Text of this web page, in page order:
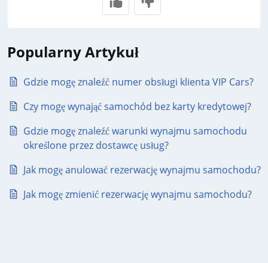
Popularny Artykuł
Gdzie mogę znaleźć numer obsługi klienta VIP Cars?
Czy mogę wynająć samochód bez karty kredytowej?
Gdzie mogę znaleźć warunki wynajmu samochodu
określone przez dostawcę usług?
Jak mogę anulować rezerwację wynajmu samochodu?
Jak mogę zmienić rezerwację wynajmu samochodu?